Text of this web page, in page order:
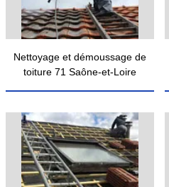
Nettoyage et démoussage de
toiture 71 Saône-et-Loire